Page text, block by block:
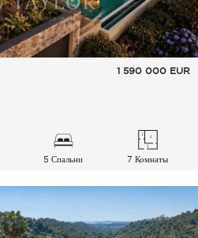
1 590 000 EUR
5 Спальни 7 Комнаты